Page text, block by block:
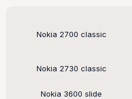
Поддерживаемые модели
Nokia 2700 classic
Nokia 2730 classic
Nokia 3600 slide